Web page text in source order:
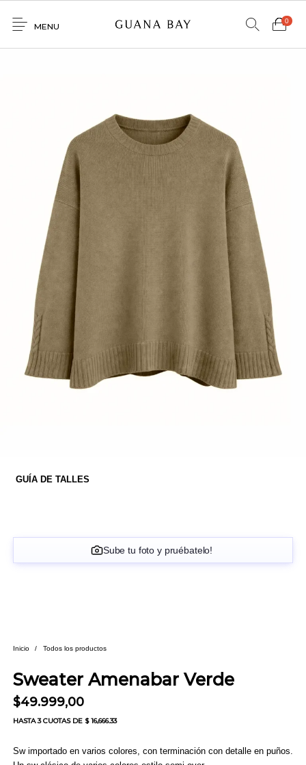
Home
Mayorista
MENU
0
Inicio / Todos los productos
Sweater Amenabar Verde
$49.999,00
HASTA3 CUOTASDE $ 16,666.33
Sw importado en varios colores, con terminación con detalle en puños.
GUÍA DE TALLES
Sube tu foto y pruébatelo!